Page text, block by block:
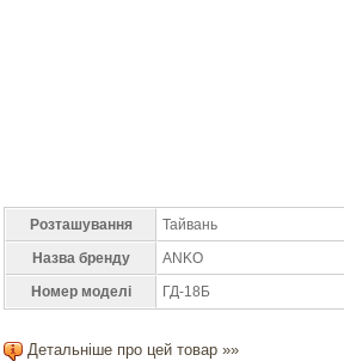
Розташування
Тайвань
Назва бренду
ANKO
Номер моделі
ГД-18Б
Детальніше про цей товар »»